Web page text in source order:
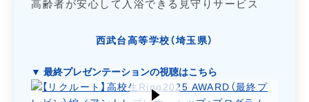
高齢者が安心して入浴できる見守りサービス
西武台高等学校（埼玉県）
▼ 最終プレゼンテーションの視聴はこちら